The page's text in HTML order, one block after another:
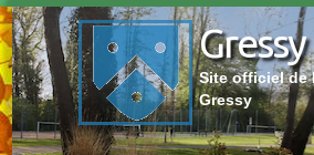
Skip
to
content
Gressy
Site officiel de
Gressy